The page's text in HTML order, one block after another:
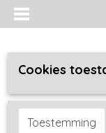
Inloggen Registreren
Cookies
Toestemming